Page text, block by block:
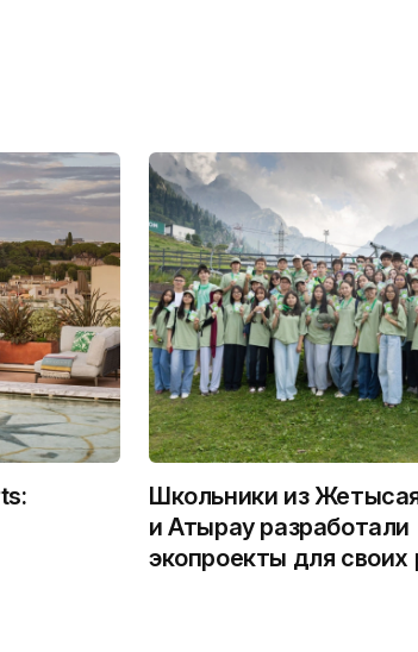
Школьники из
и Атырау разработали
экопроекты для своих